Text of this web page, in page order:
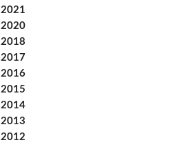
2021
2020
2018
2017
2016
2015
2014
2013
2012